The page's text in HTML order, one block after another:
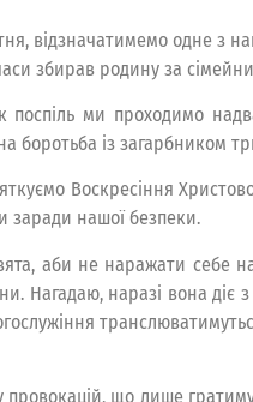
відзначатимемо одне з
збирав родину за
поспіль ми проходимо
боротьба із загарбником
Воскресіння
заради нашої безпеки.
аби не наражати себе
Нагадаю, наразі вона
що лише